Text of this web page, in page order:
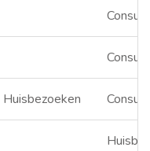
Huisbezoeken